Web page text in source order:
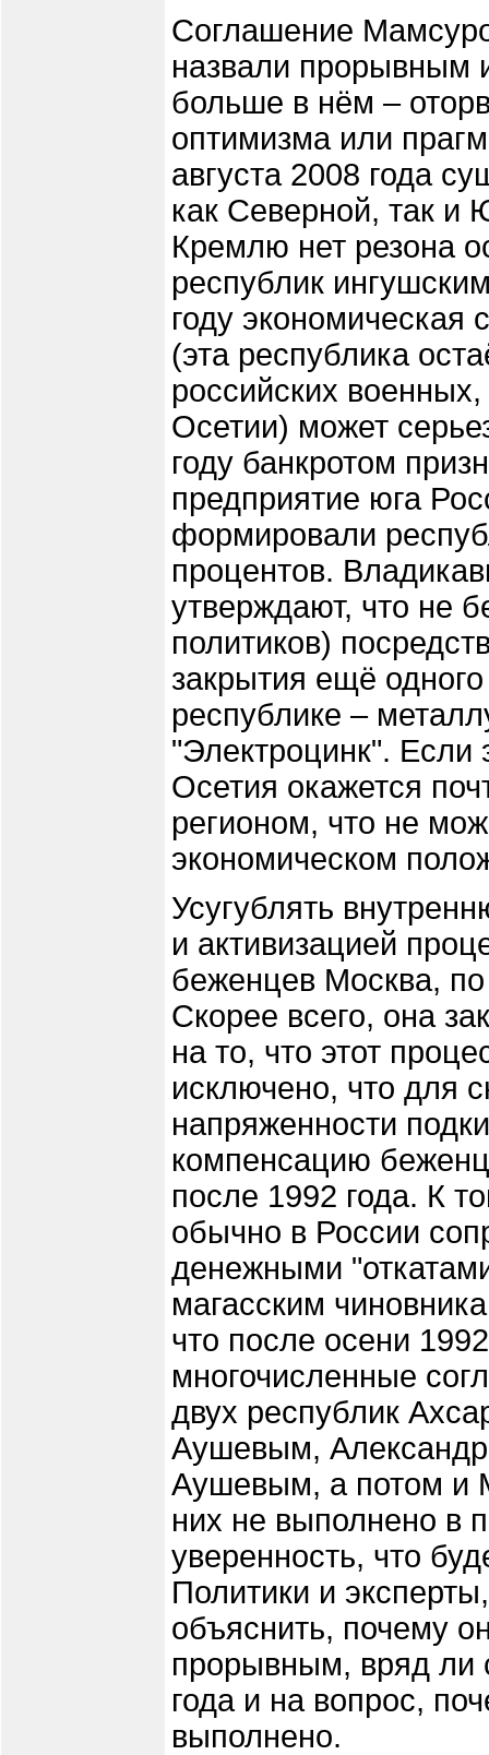
Соглашение
назвали прорывным
больше в нём –
оптимизма или
августа 2008 года
как Северной, так
Кремлю нет резона
республик
году экономическая
(эта республика
российских
Осетии) может
году банкротом
предприятие юга
формировали
процентов.
утверждают, что не
политиков)
закрытия ещё
республике –
"Электроцинк". Если
Осетия окажется
регионом, что не
экономическом
Усугублять
и активизацией
беженцев Москва, по
Скорее всего, она
на то, что этот
исключено, что для
напряженности
компенсацию
после 1992 года. К
обычно в России
денежными
магасским
что после осени
многочисленные
двух республик
Аушевым,
Аушевым, а потом и
них не выполнено в
уверенность, что
Политики и
объяснить, почему
прорывным, вряд ли
года и на вопрос,
выполнено.